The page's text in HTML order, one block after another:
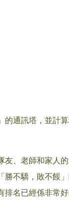
通訊塔，並計
、老師和家人
不驕，敗不餒
名已經係非常